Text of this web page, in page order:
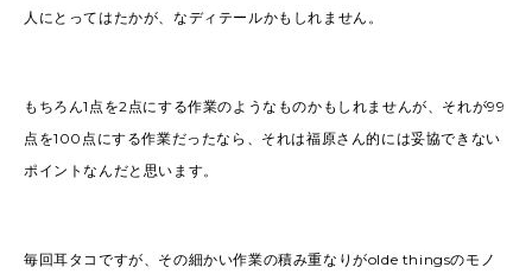
人にとってはたかが、なディテールかもしれません。
もちろん1点を2点にする作業のようなものかもしれませんが、それが99
点を100点にする作業だったなら、それは福原さん的には妥協できない
ポイントなんだと思います。
毎回耳タコですが、その細かい作業の積み重なりがolde thingsのモノ